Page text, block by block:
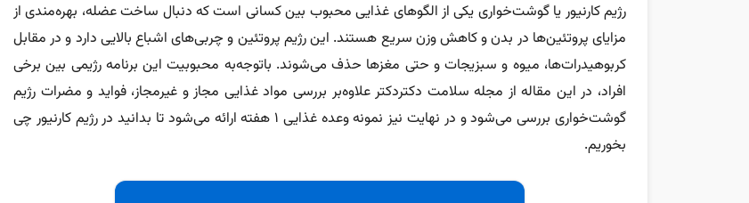
رژیم کارنیور یا گوشت‌خواری یکی از الگوهای غذایی محبوب بین کسانی است که دنبال ساخت عضله، بهره‌مندی از
مزایای پروتئین‌ها در بدن و کاهش وزن سریع هستند. این رژیم پروتئین و چربی‌های اشباع بالایی دارد و در مقابل
کربوهیدرات‌ها، میوه‌ و سبزیجات و حتی مغزها حذف می‌شوند. باتوجه‌به محبوبیت این برنامه‌ رژیمی بین برخی
افراد، در این مقاله از مجله سلامت دکتردکتر علاوه‌بر بررسی مواد غذایی مجاز و غیرمجاز، فواید و مضرات رژیم
گوشت‌خواری بررسی می‌شود و در نهایت نیز نمونه‌ وعده غذایی ۱ هفته ارائه می‌شود تا بدانید در رژیم کارنیور چی
بخوریم.